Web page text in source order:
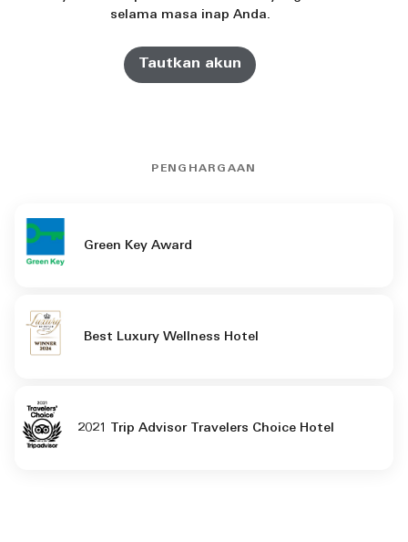
selama masa inap Anda.
Tautkan akun
PENGHARGAAN
Green Key Award
Best Luxury Wellness Hotel
2021 Trip Advisor Travelers Choice Hotel